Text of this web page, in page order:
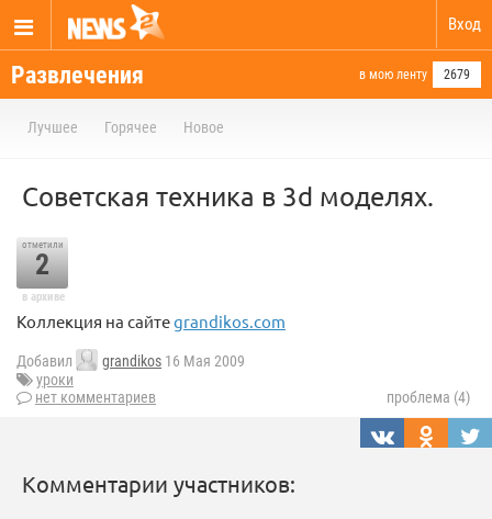
Вход
Развлечения в мою ленту 2679
Лучшее Горячее Новое
Советская техника в 3d моделях.
отметили
2
в архиве
Коллекция на сайтеgrandikos.com
Добавил grandikos 16 Мая 2009
уроки
нет комментариев
проблема (4)
Комментарии участников: